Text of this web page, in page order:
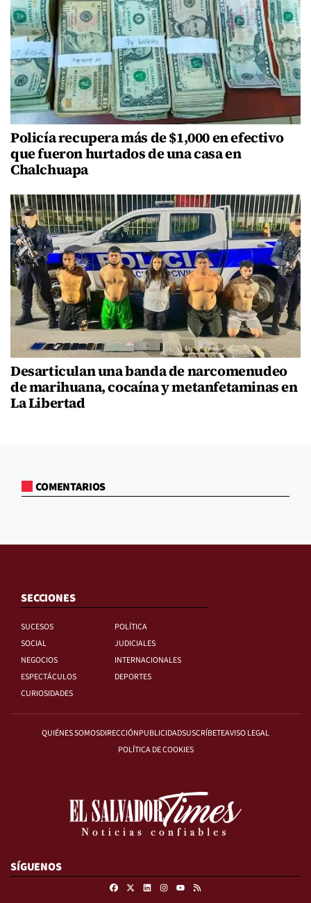
Policía recupera más de $1,000 en efectivo
que fueron hurtados de una casa en
Chalchuapa
Desarticulan una banda de narcomenudeo
de marihuana, cocaína y metanfetaminas en
La Libertad
COMENTARIOS
SECCIONES
SUCESOS
POLÍTICA
SOCIAL
JUDICIALES
NEGOCIOS
INTERNACIONALES
ESPECTÁCULOS
DEPORTES
CURIOSIDADES
QUIÉNES SOMOSDIRECCIÓNPUBLICIDADSUSCRÍBETEAVISO LEGAL
POLÍTICA DE COOKIES
SÍGUENOS
FacebookLinkedinInstagram